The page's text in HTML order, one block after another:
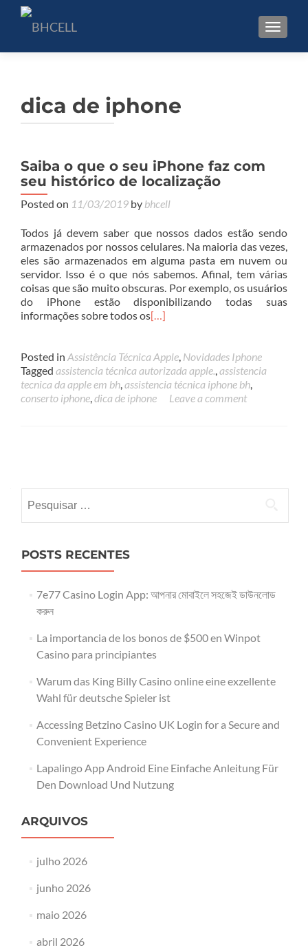
dica de iphone
Saiba o que o seu iPhone faz com
seu histórico de localização
Posted on 11/03/2019 by bhcell
Todos já devem saber que nossos dados estão sendo
armazenados por nossos celulares. Na maioria das vezes,
eles são armazenados em alguma pasta em nuvem ou
servidor. Isso é o que nós sabemos. Afinal, tem várias
coisas que são muito obscuras. Por exemplo, os usuários
do iPhone estão disponibilizando todas suas
informações sobre todos os[…]
Posted in Assistência Técnica Apple, Novidades Iphone
Tagged assistencia técnica autorizada apple.,assistencia
tecnica da apple em bh,assistencia técnica iphone bh,
conserto iphone,dica de iphone Leave a comment
navigation
por:
POSTS RECENTES
7e77 Casino Login App: আপনার মোবাইলে সহজেই ডাউনলোড
করুন
La importancia de los bonos de $500 en Winpot
Casino para principiantes
Warum das King Billy Casino online eine exzellente
Wahl für deutsche Spieler ist
Accessing Betzino Casino UK Login for a Secure and
Convenient Experience
Lapalingo App Android Eine Einfache Anleitung Für
Den Download Und Nutzung
ARQUIVOS
julho 2026
junho 2026
maio 2026
abril 2026